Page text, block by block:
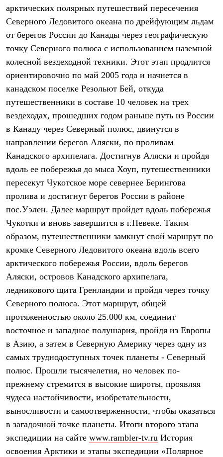
Брюки
Софтшелл одежда
Куртки
Флисовая одежда
Куртки
Брюки
Комбинезоны
Термобелье
Снаряжение
Палатки и тенты
Палатки
Аксессуары для палаток
Рюкзаки
Экспедиционные
Легкоходные
Альпинистские
Городские
Аксессуары для рюкзаков
Спальные мешки
Пуховые
С синтетическим утеплителем
Аксессуары для спальников
Баулы
Кошельки
Сумки
Гермомешки
Полезные аксессуары
Книги
Коврики
Обувь
Ботинки
Мужская обувь
Ботинки
Кроссовки
Сапоги
Гамаши и бахилы
Гамаши
Бахилы
Тапочки и чуни
арктических полярных путешествий пересечения
Северного Ледовитого океана по дрейфующим льдам
от берегов России до Канады через географическую
точку Северного полюса с использованием наземной
колесной вездеходной техники. Этот этап продлится
ориентировочно по май 2005 года и начнется в
канадском поселке Резольют Бей, откуда
путешественники в составе 10 человек на трех
вездеходах, прошедших годом раньше путь из России
в Канаду через Северный полюс, двинутся в
направлении берегов Аляски, по проливам
Канадского архипелага. Достигнув Аляски и пройдя
вдоль ее побережья до мыса Хоуп, путешественники
пересекут Чукотское море севернее Берингова
пролива и достигнут берегов России в районе
пос.Уэлен. Далее маршрут пройдет вдоль побережья
Чукотки и вновь завершится в г.Певеке. Таким
образом, путешественники замкнут свой маршрут по
кромке Северного Ледовитого океана вдоль всего
арктического побережья России, вдоль берегов
Аляски, островов Канадского архипелага,
ледникового щита Гренландии и пройдя через точку
Северного полюса. Этот маршрут, общей
протяженностью около 25.000 км, соединит
восточное и западное полушария, пройдя из Европы
в Азию, а затем в Северную Америку через одну из
самых труднодоступных точек планеты - Северный
полюс. Прошли тысячелетия, но человек по-
прежнему стремится в высокие широты, проявляя
чудеса настойчивости, изобретательности,
выносливости и самоотверженности, чтобы оказаться
в загадочной точке планеты. Итоги второго этапа
экспедиции на сайте www.rambler-tv.ru История
освоения Арктики и этапы экспедиции «Полярное